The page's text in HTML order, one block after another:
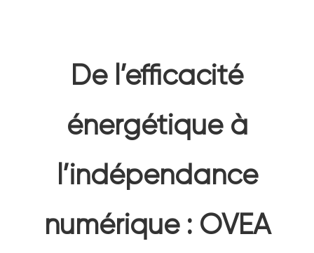
QUI SOMMES-NOUS ?
THE GREEN IT DAY
PODCAST
LES ACTUS
De l’efficacité
énergétique à
l’indépendance
numérique : OVEA